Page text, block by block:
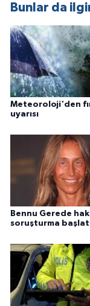
Bunlar da
Meteoroloji'den
uyarısı
Bennu Gerede
soruşturma